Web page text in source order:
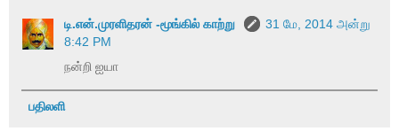
டி.என்.முரளிதரன் -மூங்கில் காற்று
31 மே, 2014 அன்று
8:42 PM
நன்றி ஐயா
பதிலளி